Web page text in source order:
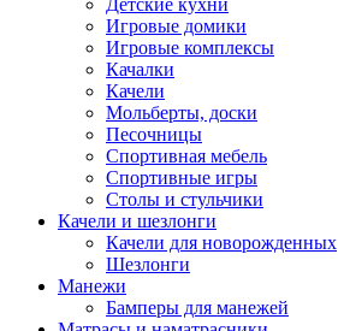
Детские кухни
Игровые домики
Игровые комплексы
Качалки
Качели
Мольберты, доски
Песочницы
Спортивная мебель
Спортивные игры
Столы и стульчики
Качели и шезлонги
Качели для новорожденных
Шезлонги
Манежи
Бамперы для манежей